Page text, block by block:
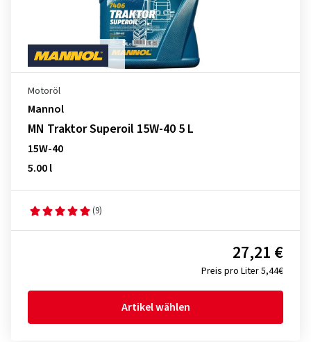
Motoröl
Mannol
MN Traktor Superoil 15W-40 5 L
15W-40
5.00 l
(9)
Preis pro Liter 5,44€
27,21 €
Artikel wählen